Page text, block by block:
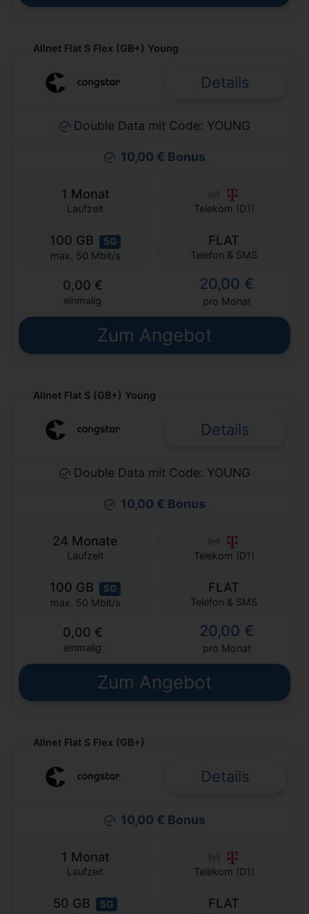
Allnet Flat S Flex (GB+) Young
Details
Double Data mit Code: YOUNG
10,00 € Bonus
1 Monat
Laufzeit Telekom (D1)
100 GB 5G
max. 50 Mbit/s
FLAT
Telefon & SMS
0,00 €
einmalig
20,00 €
pro Monat
Zum Angebot
Allnet Flat S (GB+) Young
Details
Double Data mit Code: YOUNG
10,00 € Bonus
24 Monate
Laufzeit Telekom (D1)
100 GB 5G
max. 50 Mbit/s
FLAT
Telefon & SMS
0,00 €
einmalig
20,00 €
pro Monat
Zum Angebot
Allnet Flat S Flex (GB+)
Details
10,00 € Bonus
1 Monat
Laufzeit Telekom (D1)
50 GB 5G FLAT